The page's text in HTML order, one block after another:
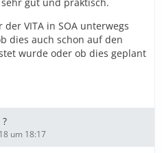
VITA in SOA unterwegs
dies auch schon auf den
wurde oder ob dies geplant
um 18:17